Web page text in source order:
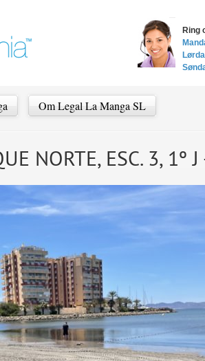
Ring
Om Legal La Manga SL
NORTE, ESC. 3, 1º